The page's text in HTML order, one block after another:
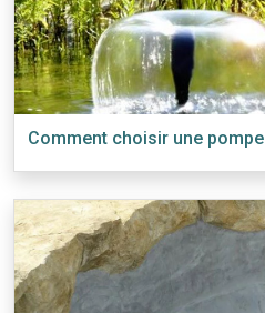
Comment choisir une